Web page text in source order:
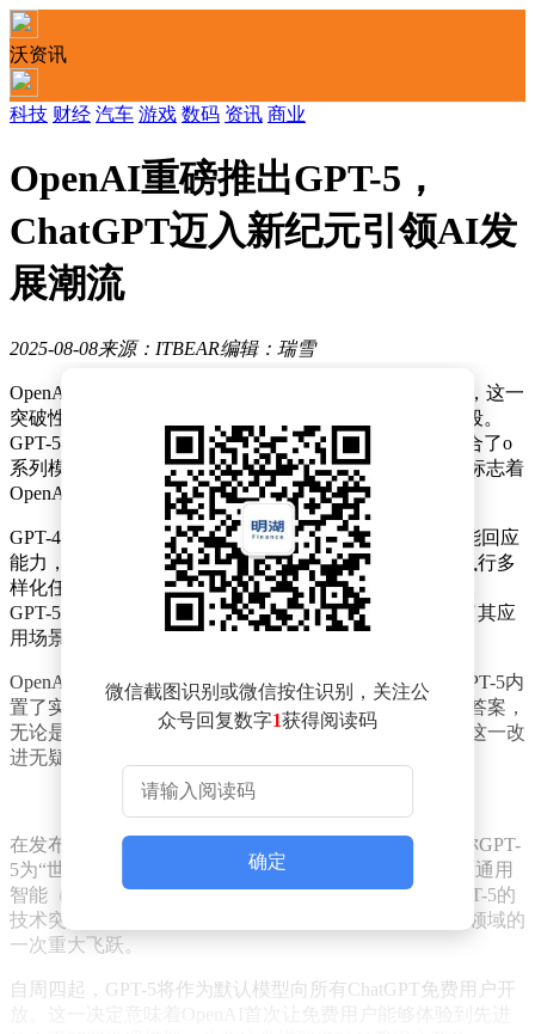
沃资讯
科技 财经 汽车 游戏 数码 资讯 商业
OpenAI重磅推出GPT-5，
ChatGPT迈入新纪元引领AI发
展潮流
2025-08-08来源：ITBEAR编辑：瑞雪
OpenAI近期震撼发布了其最新旗舰人工智能模型GPT-5，这一
突破性进展预示着ChatGPT即将迈入一个崭新的发展阶段。
GPT-5不仅是OpenAI首个“统一”人工智能模型，更是融合了o
系列模型的强大推理能力与GPT系列敏捷响应的优势，标志着
OpenAI向开发更高级别智能代理迈出了关键步伐。
GPT-4已让人工智能聊天机器人展现出对各类问题的智能回应
能力，而GPT-5则更进一步，使ChatGPT能够代理用户执行多
样化任务，如软件开发、日程管理以及研究报告编制等。
GPT-5的问世，不仅提升了ChatGPT的功能性，更拓宽了其应
用场景，展现了人工智能向更高层次发展的潜力。
OpenAI在追求用户体验优化方面也做出了显著努力。GPT-5内
置了实时路由机制，能够自主判断如何以最佳方式提供答案，
无论是迅速回应还是深度思考，都无需用户手动设置。这一改
进无疑将大大提升ChatGPT的易用性和实用性。
在发布会上，OpenAI首席执行官山姆·奥特曼自豪地宣称GPT-
5为“世界上最出色的模型”，并强调这是公司在开发人工通用
智能（AGI）道路上迈出的重要一步。奥特曼表示，GPT-5的
技术突破在以往几乎是无法想象的，它代表了人工智能领域的
一次重大飞跃。
自周四起，GPT-5将作为默认模型向所有ChatGPT免费用户开
微信截图识别或微信按住识别，关注公
众号回复数字1获得阅读码
确定